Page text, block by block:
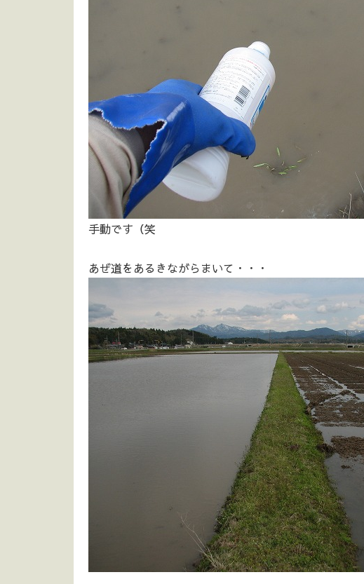
手動です（笑
あぜ道をあるきながらまいて・・・